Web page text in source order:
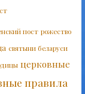
пост рожество
святыни беларуси
церковные
правила